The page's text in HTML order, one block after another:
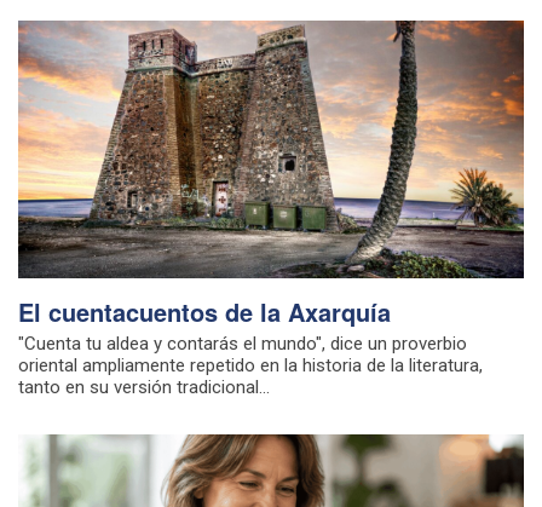
El cuentacuentos de la Axarquía
"Cuenta tu aldea y contarás el mundo", dice un proverbio
oriental ampliamente repetido en la historia de la literatura,
tanto en su versión tradicional...